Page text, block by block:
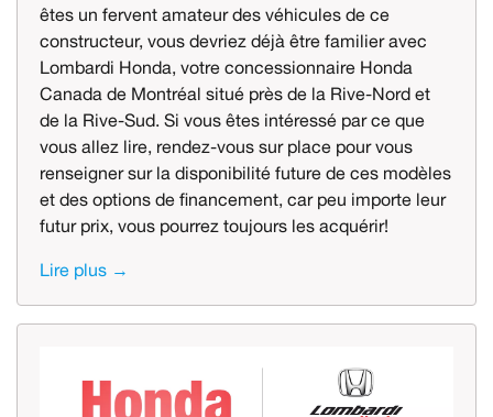
êtes un fervent amateur des véhicules de ce
constructeur, vous devriez déjà être familier avec
Lombardi Honda, votre concessionnaire Honda
Canada de Montréal situé près de la Rive-Nord et
de la Rive-Sud. Si vous êtes intéressé par ce que
vous allez lire, rendez-vous sur place pour vous
renseigner sur la disponibilité future de ces modèles
et des options de financement, car peu importe leur
futur prix, vous pourrez toujours les acquérir!
Lire plus →